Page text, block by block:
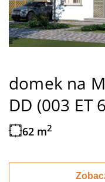
domek na
DD (003 ET
62 m2